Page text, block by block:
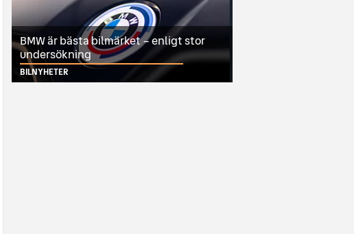
BMW är bästa bilmärket – enligt stor
undersökning
BILNYHETER